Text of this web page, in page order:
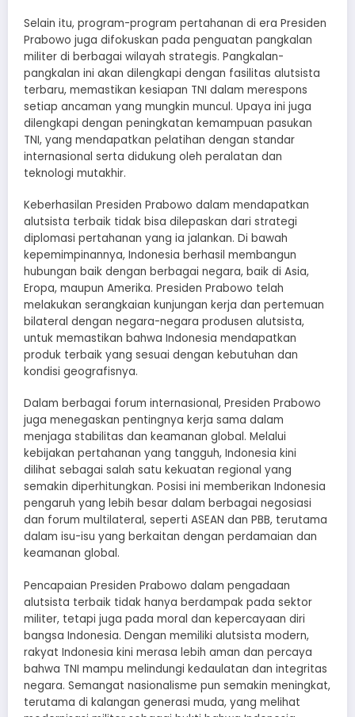
Selain itu, program-program pertahanan di era Presiden
Prabowo juga difokuskan pada penguatan pangkalan
militer di berbagai wilayah strategis. Pangkalan-
pangkalan ini akan dilengkapi dengan fasilitas alutsista
terbaru, memastikan kesiapan TNI dalam merespons
setiap ancaman yang mungkin muncul. Upaya ini juga
dilengkapi dengan peningkatan kemampuan pasukan
TNI, yang mendapatkan pelatihan dengan standar
internasional serta didukung oleh peralatan dan
teknologi mutakhir.
Keberhasilan Presiden Prabowo dalam mendapatkan
alutsista terbaik tidak bisa dilepaskan dari strategi
diplomasi pertahanan yang ia jalankan. Di bawah
kepemimpinannya, Indonesia berhasil membangun
hubungan baik dengan berbagai negara, baik di Asia,
Eropa, maupun Amerika. Presiden Prabowo telah
melakukan serangkaian kunjungan kerja dan pertemuan
bilateral dengan negara-negara produsen alutsista,
untuk memastikan bahwa Indonesia mendapatkan
produk terbaik yang sesuai dengan kebutuhan dan
kondisi geografisnya.
Dalam berbagai forum internasional, Presiden Prabowo
juga menegaskan pentingnya kerja sama dalam
menjaga stabilitas dan keamanan global. Melalui
kebijakan pertahanan yang tangguh, Indonesia kini
dilihat sebagai salah satu kekuatan regional yang
semakin diperhitungkan. Posisi ini memberikan Indonesia
pengaruh yang lebih besar dalam berbagai negosiasi
dan forum multilateral, seperti ASEAN dan PBB, terutama
dalam isu-isu yang berkaitan dengan perdamaian dan
keamanan global.
Pencapaian Presiden Prabowo dalam pengadaan
alutsista terbaik tidak hanya berdampak pada sektor
militer, tetapi juga pada moral dan kepercayaan diri
bangsa Indonesia. Dengan memiliki alutsista modern,
rakyat Indonesia kini merasa lebih aman dan percaya
bahwa TNI mampu melindungi kedaulatan dan integritas
negara. Semangat nasionalisme pun semakin meningkat,
terutama di kalangan generasi muda, yang melihat